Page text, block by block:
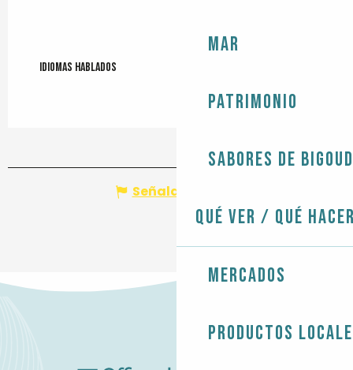
Mar
Patrimonio
Sabores de
Qué ver / Qué
Mercados
Productos
Idiomas hablados
Idiomas hablados
Señalar un error